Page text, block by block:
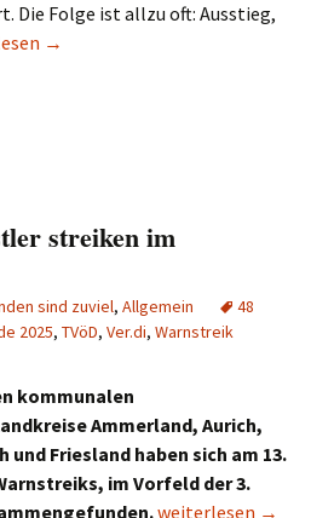
Die Folge ist allzu oft: Ausstieg,
Dienstleistungssektor kurz
→
streiken im
sind zuviel, Allgemein
48
2025, TVöD, Ver.di, Warnstreik
kommunalen
Ammerland, Aurich,
Friesland haben sich am 13.
im Vorfeld der 3.
150
weiterlesen →